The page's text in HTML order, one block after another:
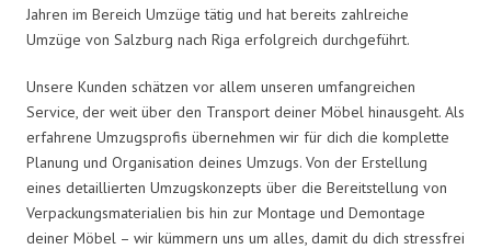
Jahren im Bereich Umzüge tätig und hat bereits zahlreiche
Umzüge von Salzburg nach Riga erfolgreich durchgeführt.
Unsere Kunden schätzen vor allem unseren umfangreichen
Service, der weit über den Transport deiner Möbel hinausgeht. Als
erfahrene Umzugsprofis übernehmen wir für dich die komplette
Planung und Organisation deines Umzugs. Von der Erstellung
eines detaillierten Umzugskonzepts über die Bereitstellung von
Verpackungsmaterialien bis hin zur Montage und Demontage
deiner Möbel – wir kümmern uns um alles, damit du dich stressfrei